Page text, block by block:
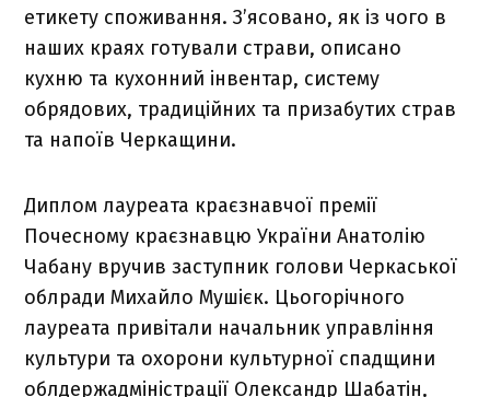
етикету споживання. З’ясовано, як із чого в
наших краях готували страви, описано
кухню та кухонний інвентар, систему
обрядових, традиційних та призабутих страв
та напоїв Черкащини.
Диплом лауреата краєзнавчої премії
Почесному краєзнавцю України Анатолію
Чабану вручив заступник голови Черкаської
облради Михайло Мушієк. Цьогорічного
лауреата привітали начальник управління
культури та охорони культурної спадщини
облдержадміністрації Олександр Шабатін,